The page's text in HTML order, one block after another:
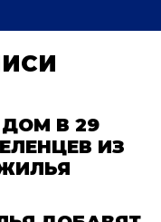
В 29
ИЗ